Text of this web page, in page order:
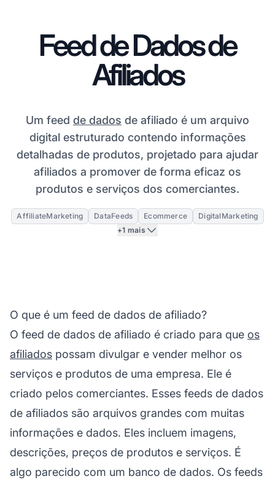
Feed de Dados de
Afiliados
Um feed de dados de afiliado é um arquivo
digital estruturado contendo informações
detalhadas de produtos, projetado para ajudar
afiliados a promover de forma eficaz os
produtos e serviços dos comerciantes.
AffiliateMarketing DataFeeds Ecommerce
DigitalMarketing
+1 mais
O que é um feed de dados de afiliado?
O feed de dados de afiliado é criado para que os
afiliados possam divulgar e vender melhor os
serviços e produtos de uma empresa. Ele é
criado pelos comerciantes. Esses feeds de dados
de afiliados são arquivos grandes com muitas
informações e dados. Eles incluem imagens,
descrições, preços de produtos e serviços. É
algo parecido com um banco de dados. Os feeds